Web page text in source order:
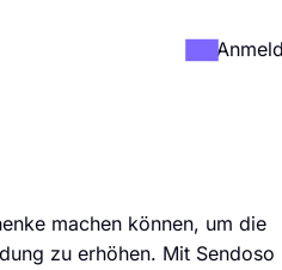
machen können, um die
zu erhöhen. Mit Sendoso